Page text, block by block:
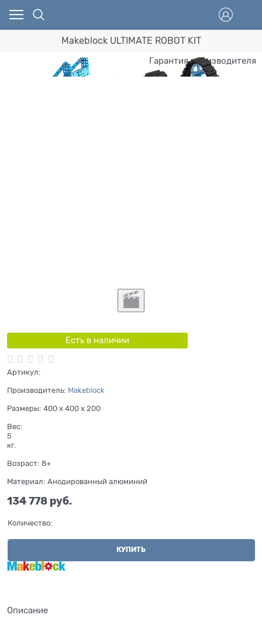
Makeblock ULTIMATE ROBOT KIT
Гарантия производителя
Есть в наличии
Артикул:
Производитель: Makeblock
Размеры: 400 x 400 x 200
Вес:
5
кг.
Возраст: 8+
Материал: Анодированный алюминий
134 778 руб.
Количество:
КУПИТЬ
Описание